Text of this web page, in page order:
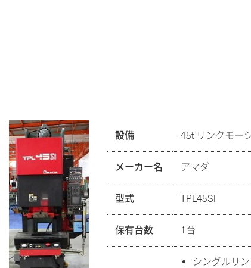
設備 45t リンクモー
メーカー名 アマダ
型式 TPL45SI
保有台数 1台
シングルリ